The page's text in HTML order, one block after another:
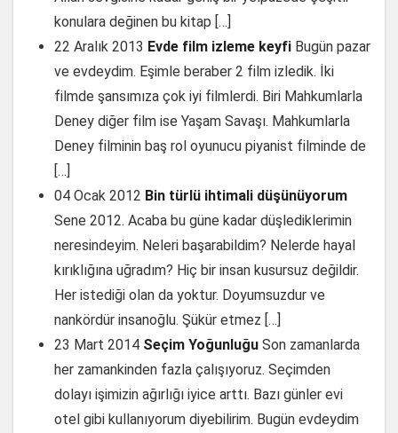
konulara değinen bu kitap […]
22 Aralık 2013 Evde film izleme keyfi Bugün pazar
ve evdeydim. Eşimle beraber 2 film izledik. İki
filmde şansımıza çok iyi filmlerdi. Biri Mahkumlarla
Deney diğer film ise Yaşam Savaşı. Mahkumlarla
Deney filminin baş rol oyunucu piyanist filminde de
[…]
04 Ocak 2012 Bin türlü ihtimali düşünüyorum
Sene 2012. Acaba bu güne kadar düşlediklerimin
neresindeyim. Neleri başarabildim? Nelerde hayal
kırıklığına uğradım? Hiç bir insan kusursuz değildir.
Her istediği olan da yoktur. Doyumsuzdur ve
nankördür insanoğlu. Şükür etmez […]
23 Mart 2014 Seçim Yoğunluğu Son zamanlarda
her zamankinden fazla çalışıyoruz. Seçimden
dolayı işimizin ağırlığı iyice arttı. Bazı günler evi
otel gibi kullanıyorum diyebilirim. Bugün evdeydim